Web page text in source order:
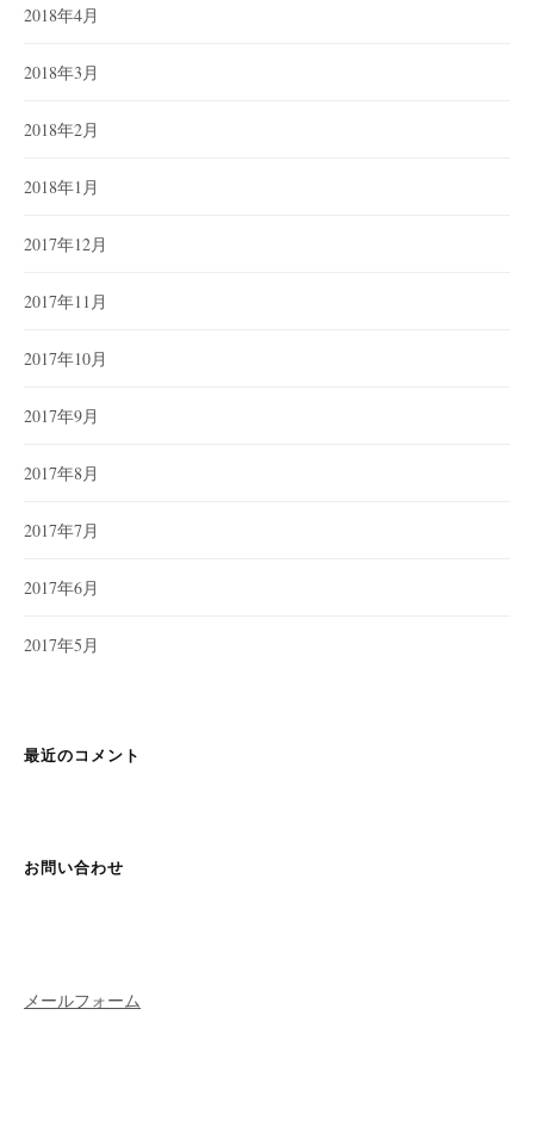
2018年4月
2018年3月
2018年2月
2018年1月
2017年12月
2017年11月
2017年10月
2017年9月
2017年8月
2017年7月
2017年6月
2017年5月
最近のコメント
お問い合わせ
メールフォーム